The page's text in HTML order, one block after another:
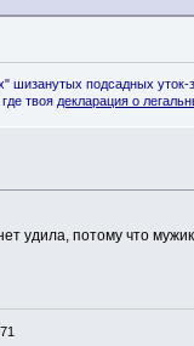
шизанутых подсадных уток-
твоя декларация о
удила, потому что